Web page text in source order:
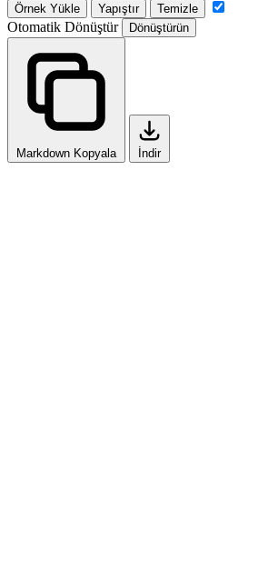
Örnek Yükle
Yapıştır Temizle
Otomatik Dönüştür Dönüştürün
Markdown Kopyala İndir